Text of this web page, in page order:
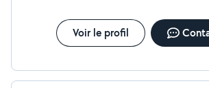
Voir le profil